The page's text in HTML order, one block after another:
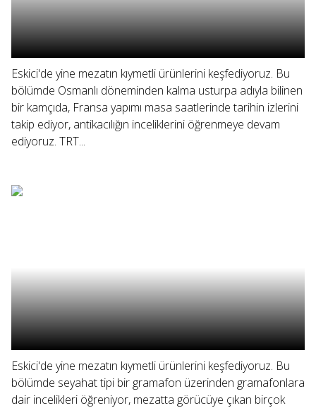
Eskici'de yine mezatın kıymetli ürünlerini keşfediyoruz. Bu
bölümde Osmanlı döneminden kalma usturpa adıyla bilinen
bir kamçıda, Fransa yapımı masa saatlerinde tarihin izlerini
takip ediyor, antikacılığın inceliklerini öğrenmeye devam
ediyoruz. TRT...
Eskici'de yine mezatın kıymetli ürünlerini keşfediyoruz. Bu
bölümde seyahat tipi bir gramafon üzerinden gramafonlara
dair incelikleri öğreniyor, mezatta görücüye çıkan birçok